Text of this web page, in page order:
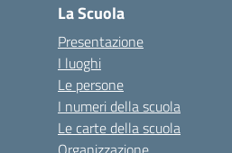
La Scuola
Presentazione
I luoghi
Le persone
I numeri della scuola
Le carte della scuola